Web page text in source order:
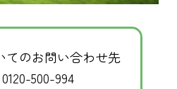
てのお問い合わせ先
500-994